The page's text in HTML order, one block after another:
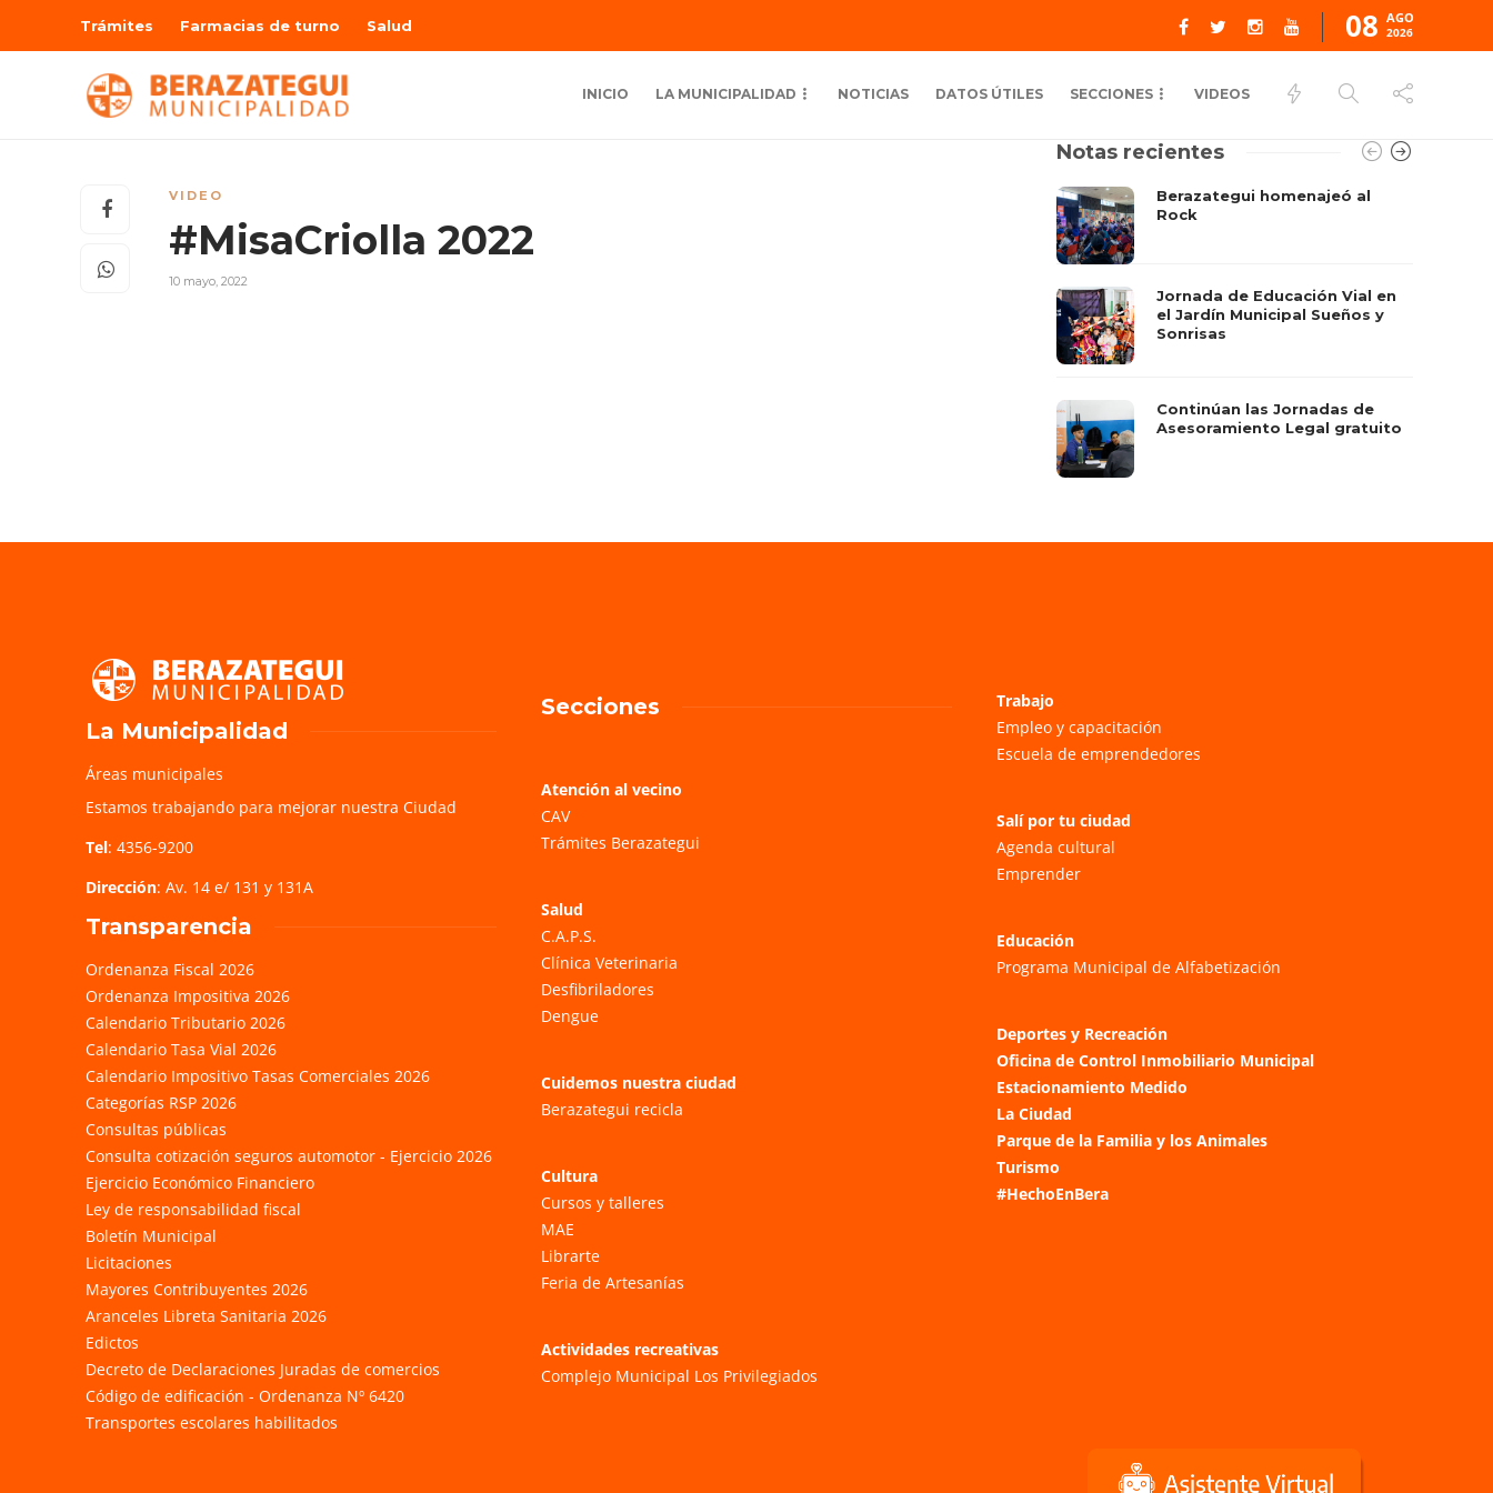
Trámites Farmacias de turno Salud 08 AGO
2026
INICIO LA MUNICIPALIDAD NOTICIAS DATOS ÚTILES SECCIONES VIDEOS
VIDEO
#MisaCriolla 2022
10 mayo, 2022
Notas recientes
Berazategui homenajeó al
Rock
Jornada de Educación Vial en
el Jardín Municipal Sueños y
Sonrisas
Continúan las Jornadas de
Asesoramiento Legal gratuito
La Municipalidad
Áreas municipales
Estamos trabajando para mejorar nuestra Ciudad
Tel: 4356-9200
Dirección: Av. 14 e/ 131 y 131A
Transparencia
Ordenanza Fiscal 2026
Ordenanza Impositiva 2026
Calendario Tributario 2026
Calendario Tasa Vial 2026
Calendario Impositivo Tasas Comerciales 2026
Categorías RSP 2026
Consultas públicas
Consulta cotización seguros automotor - Ejercicio 2026
Ejercicio Económico Financiero
Ley de responsabilidad fiscal
Boletín Municipal
Licitaciones
Mayores Contribuyentes 2026
Aranceles Libreta Sanitaria 2026
Edictos
Decreto de Declaraciones Juradas de comercios
Código de edificación - Ordenanza Nº 6420
Transportes escolares habilitados
Secciones
Atención al vecino
CAV
Trámites Berazategui
Salud
C.A.P.S.
Clínica Veterinaria
Desfibriladores
Dengue
Cuidemos nuestra ciudad
Berazategui recicla
Cultura
Cursos y talleres
MAE
Librarte
Feria de Artesanías
Actividades recreativas
Complejo Municipal Los Privilegiados
Trabajo
Empleo y capacitación
Escuela de emprendedores
Salí por tu ciudad
Agenda cultural
Emprender
Educación
Programa Municipal de Alfabetización
Deportes y Recreación
Oficina de Control Inmobiliario Municipal
Estacionamiento Medido
La Ciudad
Parque de la Familia y los Animales
Turismo
#HechoEnBera